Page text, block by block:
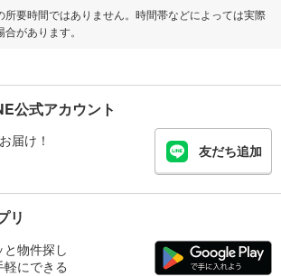
所要時間ではありません。時間帯などによっては実際
があります。
公式アカウント
届け！
友だち追加
リ
物件探し
にできる